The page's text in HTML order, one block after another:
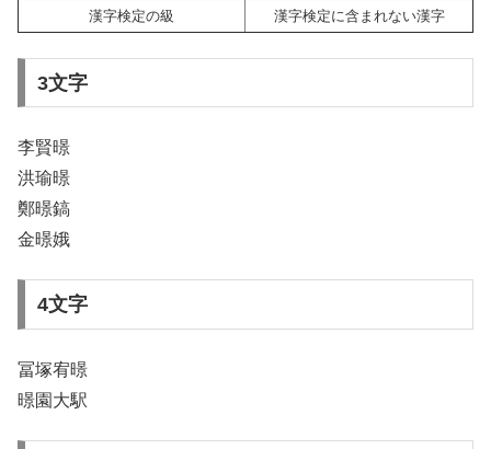
漢字検定の級
漢字検定に含まれない漢字
3文字
李賢暻
洪瑜暻
鄭暻鎬
金暻娥
4文字
冨塚宥暻
暻園大駅